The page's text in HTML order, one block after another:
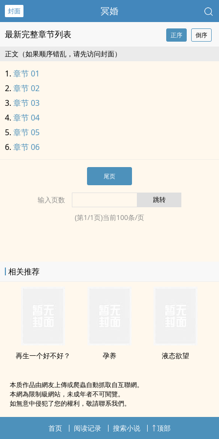
封面 冥婚
最新完整章节列表 正序 倒序
正文（如果顺序错乱，请先访问封面）
章节 01
章节 02
章节 03
章节 04
章节 05
章节 06
尾页
输入页数
(第1/1页)当前100条/页
相关推荐
再生一个好不好？ 孕养 液态欲望
本质作品由網友上傳或爬蟲自動抓取自互聯網。
本網為限制級網站，未成年者不可閱覽。
如無意中侵犯了您的權利，敬請聯系我們。
首页 阅读记录 搜索小说 顶部